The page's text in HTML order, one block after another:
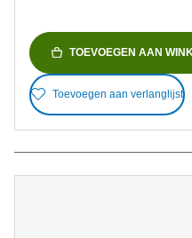
TOEVOEGEN AAN
Toevoegen aan verlanglijst